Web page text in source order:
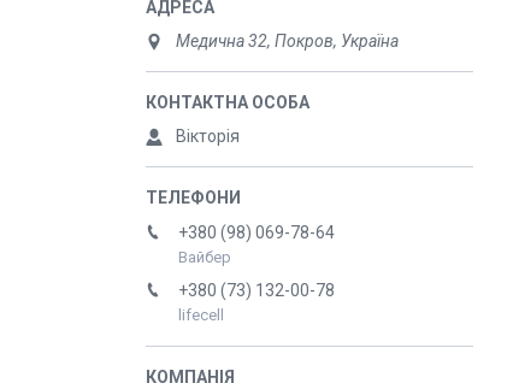
Медична 32, Покров, Україна
Вікторія
+380 (98) 069-78-64
Вайбер
+380 (73) 132-00-78
lifecell